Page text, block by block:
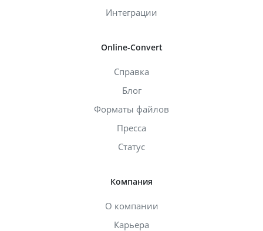
Интеграции
Online-Convert
Справка
Блог
Форматы файлов
Пресса
Статус
Компания
О компании
Карьера